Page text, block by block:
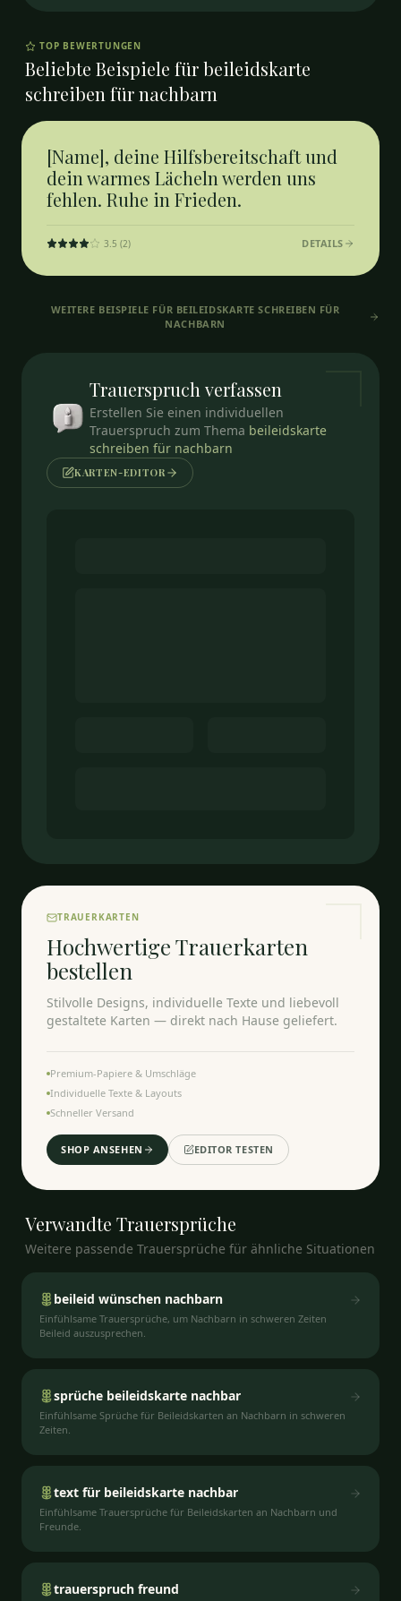
TOP BEWERTUNGEN
Beliebte Beispiele fürbeileidskarte
schreiben für nachbarn
[Name], deine Hilfsbereitschaft und
dein warmes Lächeln werden uns
fehlen. Ruhe in Frieden.
3.5 (2) DETAILS
WEITERE BEISPIELE FÜR BEILEIDSKARTE SCHREIBEN FÜR
NACHBARN
Trauerspruch verfassen
Erstellen Sie einen individuellen
Trauerspruch zum Thema beileidskarte
schreiben für nachbarn
KARTEN-EDITOR
TRAUERKARTEN
Hochwertige Trauerkarten
bestellen
Stilvolle Designs, individuelle Texte und liebevoll
gestaltete Karten — direkt nach Hause geliefert.
Premium-Papiere & Umschläge
Individuelle Texte & Layouts
Schneller Versand
SHOP ANSEHEN EDITOR TESTEN
Verwandte Trauersprüche
Weitere passende Trauersprüche für ähnliche Situationen
beileid wünschen nachbarn
Einfühlsame Trauersprüche, um Nachbarn in schweren Zeiten
Beileid auszusprechen.
sprüche beileidskarte nachbar
Einfühlsame Sprüche für Beileidskarten an Nachbarn in schweren
Zeiten.
text für beileidskarte nachbar
Einfühlsame Trauersprüche für Beileidskarten an Nachbarn und
Freunde.
trauerspruch freund